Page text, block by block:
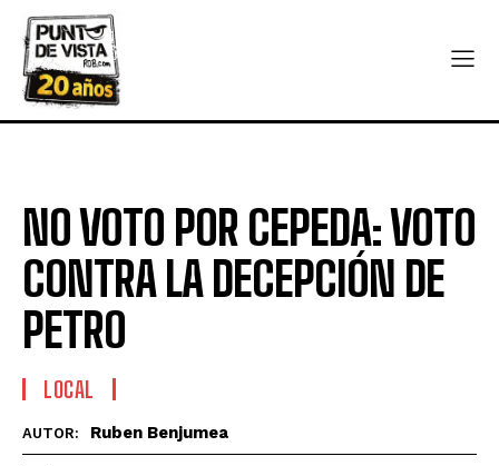
NO VOTO POR CEPEDA: VOTO
CONTRA LA DECEPCIÓN DE
PETRO
LOCAL
AUTOR: Ruben Benjumea